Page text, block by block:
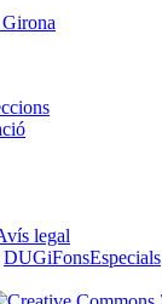
legal
DUGiFonsEspecials